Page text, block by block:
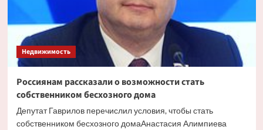
Недвижимость
Россиянам рассказали о возможности стать
собственником бесхозного дома
Депутат Гаврилов перечислил условия, чтобы стать
собственником бесхозного домаАнастасия Алимпиева